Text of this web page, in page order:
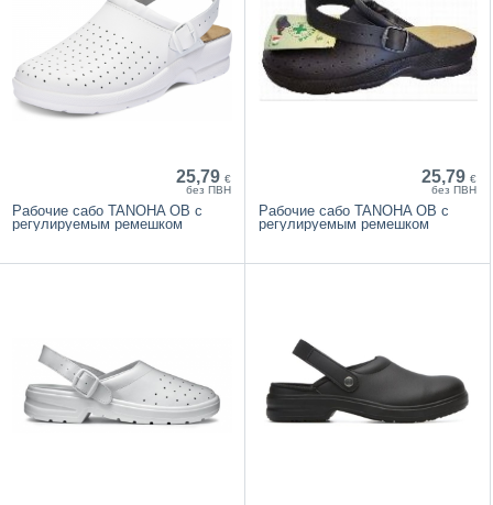
25,79 €
без ПВН
Рабочие сабо TANOHA OB с
регулируемым ремешком
25,79 €
без ПВН
Рабочие сабо TANOHA OB с
регулируемым ремешком